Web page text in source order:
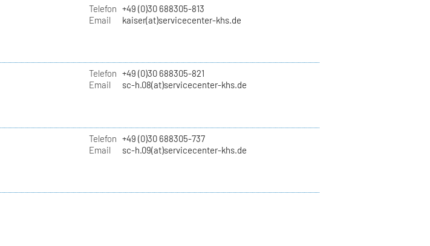
Telefon +49 (0)30 688305-813
Email
kaiser(at)servicecenter-khs.de
Telefon +49 (0)30 688305-821
Email
sc-h.08(at)servicecenter-khs.de
Telefon +49 (0)30 688305-737
Email
sc-h.09(at)servicecenter-khs.de